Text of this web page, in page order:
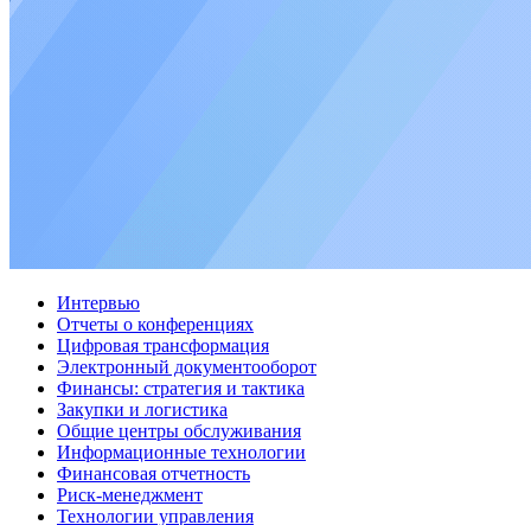
Интервью
Отчеты о конференциях
Цифровая трансформация
Электронный документооборот
Финансы: стратегия и тактика
Закупки и логистика
Общие центры обслуживания
Информационные технологии
Финансовая отчетность
Риск-менеджмент
Технологии управления